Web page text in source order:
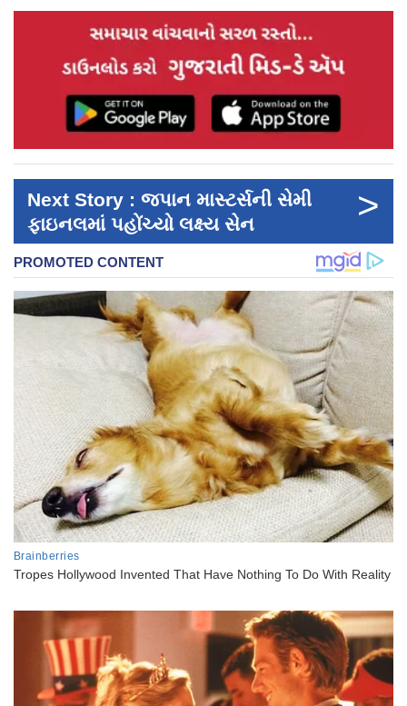
Next Story : જપાન માસ્ટર્સની સેમી
ફાઇનલમાં પહોંચ્યો લક્ષ્ય સેન
>